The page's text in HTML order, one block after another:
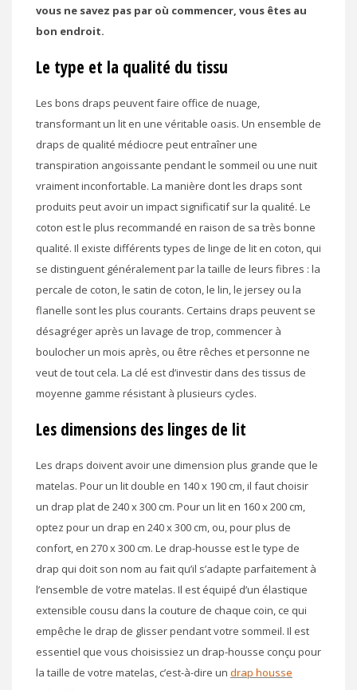
vous ne savez pas par où commencer, vous êtes au
bon endroit.
Le type et la qualité du tissu
Les bons draps peuvent faire office de nuage,
transformant un lit en une véritable oasis. Un ensemble de
draps de qualité médiocre peut entraîner une
transpiration angoissante pendant le sommeil ou une nuit
vraiment inconfortable. La manière dont les draps sont
produits peut avoir un impact significatif sur la qualité. Le
coton est le plus recommandé en raison de sa très bonne
qualité. Il existe différents types de linge de lit en coton, qui
se distinguent généralement par la taille de leurs fibres : la
percale de coton, le satin de coton, le lin, le jersey ou la
flanelle sont les plus courants. Certains draps peuvent se
désagréger après un lavage de trop, commencer à
boulocher un mois après, ou être rêches et personne ne
veut de tout cela. La clé est d’investir dans des tissus de
moyenne gamme résistant à plusieurs cycles.
Les dimensions des linges de lit
Les draps doivent avoir une dimension plus grande que le
matelas. Pour un lit double en 140 x 190 cm, il faut choisir
un drap plat de 240 x 300 cm. Pour un lit en 160 x 200 cm,
optez pour un drap en 240 x 300 cm, ou, pour plus de
confort, en 270 x 300 cm. Le drap-housse est le type de
drap qui doit son nom au fait qu’il s’adapte parfaitement à
l’ensemble de votre matelas. Il est équipé d’un élastique
extensible cousu dans la couture de chaque coin, ce qui
empêche le drap de glisser pendant votre sommeil. Il est
essentiel que vous choisissiez un drap-housse conçu pour
la taille de votre matelas, c’est-à-dire un drap housse